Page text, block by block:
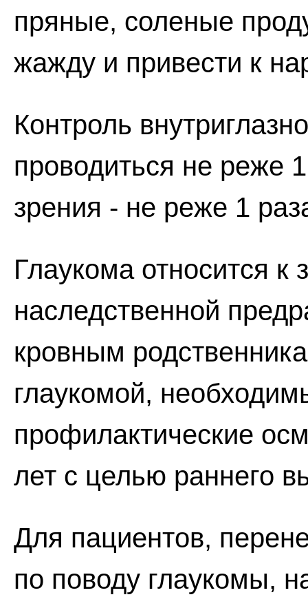
пряные, соленые
жажду и привести к
Контроль
проводиться не реже
зрения - не реже 1
Глаукома относится к
наследственной
кровным
глаукомой,
профилактические
лет с целью раннего
Для пациентов,
по поводу глаукомы,